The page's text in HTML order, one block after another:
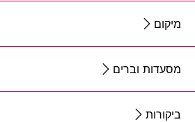
מיקום
מסעדות וברים
ביקורות